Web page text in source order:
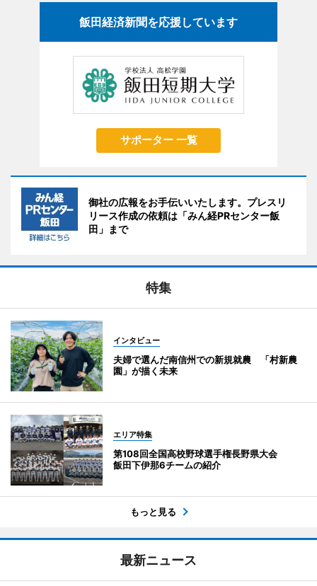
飯田経済新聞を応援しています
サポーター 一覧
御社の広報をお手伝いいたします。プレスリ
リース作成の依頼は「みん経PRセンター飯
田」まで
特集
インタビュー
夫婦で選んだ南信州での新規就農 「村新農
園」が描く未来
エリア特集
第108回全国高校野球選手権長野県大会
飯田下伊那6チームの紹介
もっと見る
最新ニュース